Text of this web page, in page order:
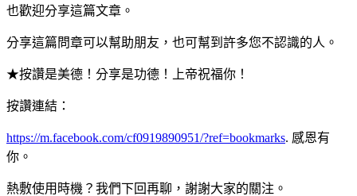
也歡迎分享這篇文章。
分享這篇問章可以幫助朋友，也可幫到許多您不認識的人。
★按讚是美德！分享是功德！上帝祝福你！
按讚連結：
https://m.facebook.com/cf0919890951/?ref=bookmarks. 感恩有
你。
熱敷使用時機？我們下回再聊，謝謝大家的關注。